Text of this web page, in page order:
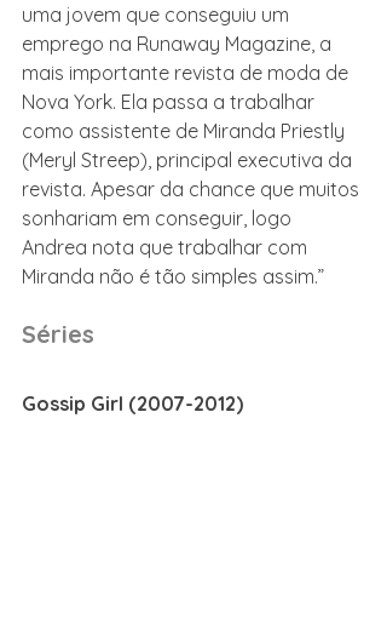
uma jovem que conseguiu um
emprego na Runaway Magazine, a
mais importante revista de moda de
Nova York. Ela passa a trabalhar
como assistente de Miranda Priestly
(Meryl Streep), principal executiva da
revista. Apesar da chance que muitos
sonhariam em conseguir, logo
Andrea nota que trabalhar com
Miranda não é tão simples assim.”
Séries
Gossip Girl (2007-2012)